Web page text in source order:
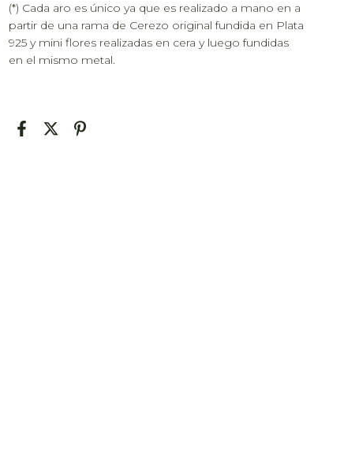
(*) Cada aro es único ya que es realizado a mano en a
partir de una rama de Cerezo original fundida en Plata
925 y mini flores realizadas en cera y luego fundidas
en el mismo metal.